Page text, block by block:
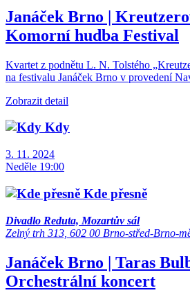
Janáček Brno |
Komorní hudba Festival
Kvartet z podnětu L. N. Tolstého
na festivalu Janáček Brno v provedení
Zobrazit detail
Kdy
3. 11. 2024
Neděle 19:00
Kde přesně
Divadlo Reduta, Mozartův sál
Zelný trh 313, 602 00 Brno-střed-Brno-
Janáček Brno | Taras
Orchestrální koncert